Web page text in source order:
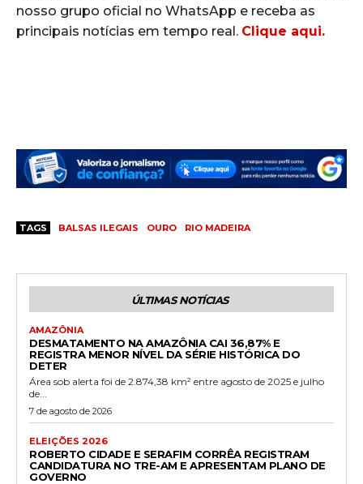
nosso grupo oficial no WhatsApp e receba as
principais notícias em tempo real. Clique aqui.
TAGS BALSAS ILEGAIS OURO RIO MADEIRA
ÚLTIMAS NOTÍCIAS
AMAZÔNIA
DESMATAMENTO NA AMAZÔNIA CAI 36,87% E
REGISTRA MENOR NÍVEL DA SÉRIE HISTÓRICA DO
DETER
Área sob alerta foi de 2.874,38 km² entre agosto de 2025 e julho
de...
7 de agosto de 2026
ELEIÇÕES 2026
ROBERTO CIDADE E SERAFIM CORRÊA REGISTRAM
CANDIDATURA NO TRE-AM E APRESENTAM PLANO DE
GOVERNO